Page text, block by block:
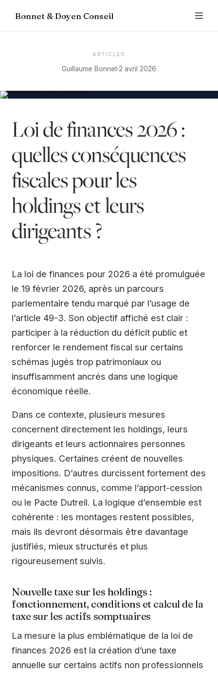
Bonnet & Doyen Conseil
ARTICLES
Guillaume Bonnet 2 avril 2026
Loi de finances 2026 :
quelles conséquences
fiscales pour les
holdings et leurs
dirigeants ?
La loi de finances pour 2026 a été promulguée
le 19 février 2026, après un parcours
parlementaire tendu marqué par l’usage de
l’article 49-3. Son objectif affiché est clair :
participer à la réduction du déficit public et
renforcer le rendement fiscal sur certains
schémas jugés trop patrimoniaux ou
insuffisamment ancrés dans une logique
économique réelle.
Dans ce contexte, plusieurs mesures
concernent directement les holdings, leurs
dirigeants et leurs actionnaires personnes
physiques. Certaines créent de nouvelles
impositions. D’autres durcissent fortement des
mécanismes connus, comme l’apport-cession
ou le Pacte Dutreil. La logique d’ensemble est
cohérente : les montages restent possibles,
mais ils devront désormais être davantage
justifiés, mieux structurés et plus
rigoureusement suivis.
Nouvelle taxe sur les holdings :
fonctionnement, conditions et calcul de la
taxe sur les actifs somptuaires
La mesure la plus emblématique de la loi de
finances 2026 est la création d’une taxe
annuelle sur certains actifs non professionnels